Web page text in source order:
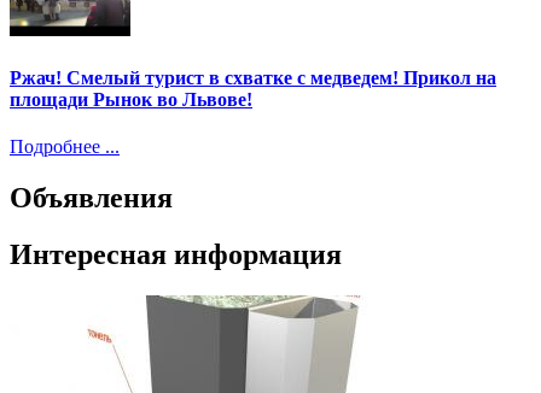
Ржач! Смелый турист в схватке с медведем! Прикол на
площади Рынок во Львове!
Подробнее ...
Объявления
Интересная информация